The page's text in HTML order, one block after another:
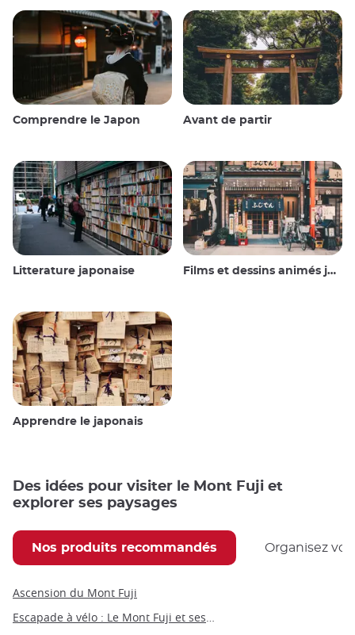
Comprendre le Japon Avant de partir
Litterature japonaise Films et dessins animés japonais
Apprendre le japonais
Des idées pour visiter le Mont Fuji et
explorer ses paysages
Nos produits recommandés Organisez
Ascension du Mont Fuji